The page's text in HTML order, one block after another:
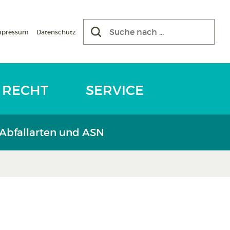
Datenschutz
und ASN
RECHT SERVICE